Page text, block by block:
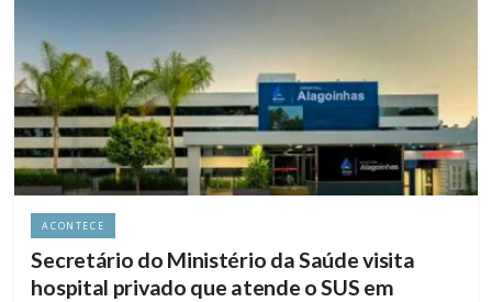
ACONTECE
Secretário do Ministério da Saúde visita
hospital privado que atende o SUS em